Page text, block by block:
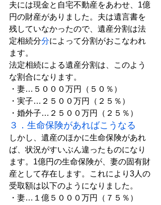
夫には現金と自宅不動産をあわせ、1億
円の財産がありました。夫は遺言書を
残していなかったので、遺産分割は法
定相続分分によって分割がおこなわれ
ます。
法定相続による遺産分割は、このよう
な割合になります。
・妻…５０００万円（５０％）
・実子…２５００万円（２５％）
・婚外子…２５００万円（２５％）
３．生命保険があればこうなる
しかし、遺産のほかに生命保険があれ
ば、状況がすいぶん違ったものになり
ます。1億円の生命保険が、妻の固有財
産として存在します。これにより3人の
受取額は以下のようになりました。
・妻…１億５０００万円（７５％）